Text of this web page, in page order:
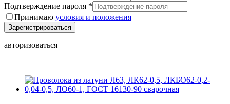
Подтверждение пароля *
Принимаю условия и положения
Зарегистрироваться
авторизоваться